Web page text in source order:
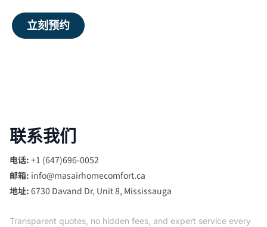
立刻预约
联系我们
电话: +1 (647)696-0052
邮箱: info@masairhomecomfort.ca
地址: 6730 Davand Dr, Unit 8, Mississauga
Transparent quotes, no hidden fees, and expert service every